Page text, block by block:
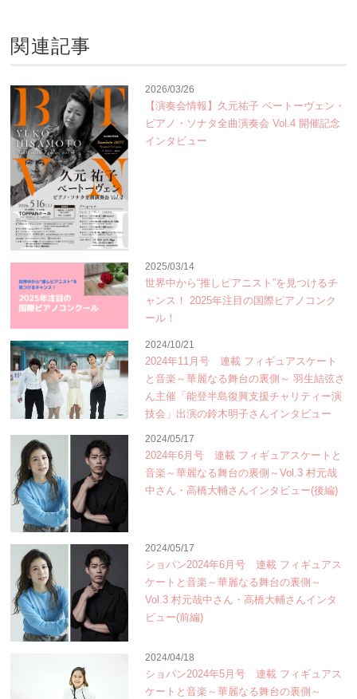
関連記事
2026/03/26
【演奏会情報】久元祐子 ベートーヴェン・
ピアノ・ソナタ全曲演奏会 Vol.4 開催記念
インタビュー
2025/03/14
世界中から“推しピアニスト”を見つけるチ
ャンス！ 2025年注目の国際ピアノコンク
ール！
2024/10/21
2024年11月号 連載 フィギュアスケート
と音楽～華麗なる舞台の裏側～ 羽生結弦さ
ん主催「能登半島復興支援チャリティー演
技会」出演の鈴木明子さんインタビュー
2024/05/17
2024年6月号 連載 フィギュアスケートと
音楽～華麗なる舞台の裏側～Vol.3 村元哉
中さん・高橋大輔さんインタビュー(後編)
2024/05/17
ショパン2024年6月号 連載 フィギュアス
ケートと音楽～華麗なる舞台の裏側～
Vol.3 村元哉中さん・高橋大輔さんインタ
ビュー(前編)
2024/04/18
ショパン2024年5月号 連載 フィギュアス
ケートと音楽～華麗なる舞台の裏側～